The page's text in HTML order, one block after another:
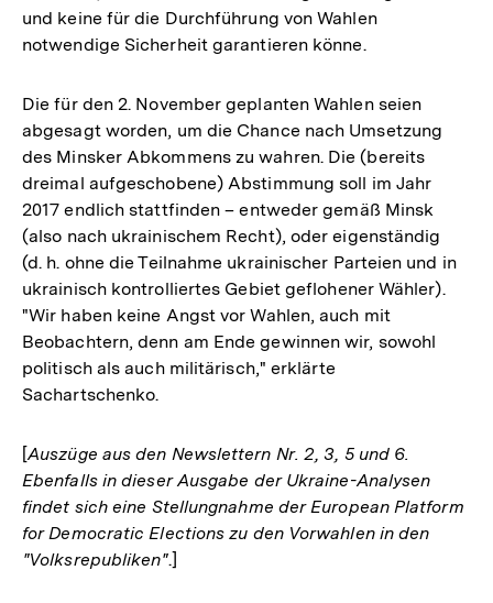
und keine für die Durchführung von Wahlen
notwendige Sicherheit garantieren könne.
Die für den 2. November geplanten Wahlen seien
abgesagt worden, um die Chance nach Umsetzung
des Minsker Abkommens zu wahren. Die (bereits
dreimal aufgeschobene) Abstimmung soll im Jahr
2017 endlich stattfinden – entweder gemäß Minsk
(also nach ukrainischem Recht), oder eigenständig
(d. h. ohne die Teilnahme ukrainischer Parteien und in
ukrainisch kontrolliertes Gebiet geflohener Wähler).
"Wir haben keine Angst vor Wahlen, auch mit
Beobachtern, denn am Ende gewinnen wir, sowohl
politisch als auch militärisch," erklärte
Sachartschenko.
[Auszüge aus den Newslettern Nr. 2, 3, 5 und 6.
Ebenfalls in dieser Ausgabe der Ukraine-Analysen
findet sich eine Stellungnahme der European Platform
for Democratic Elections zu den Vorwahlen in den
"Volksrepubliken".]